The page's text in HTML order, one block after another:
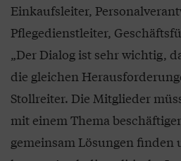
Einkaufsleiter,
Pflegedienstleiter,
„Der Dialog ist sehr wichtig,
die gleichen
Stollreiter. Die Mitglieder
mit einem Thema
gemeinsam Lösungen